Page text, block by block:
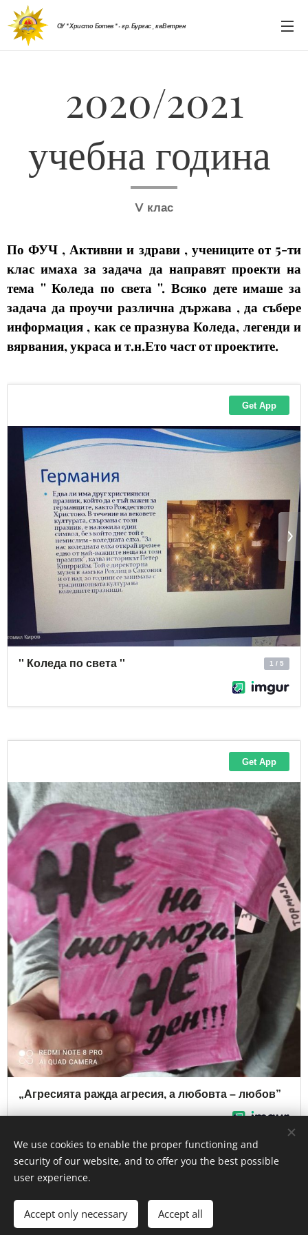
ОУ " Христо Ботев " - гр. Бургас , кв.Ветрен
2020/2021
учебна година
V клас
По ФУЧ , Активни и здрави , учениците от 5-ти
клас имаха за задача да направят проекти на
тема '' Коледа по света ''. Всяко дете имаше за
задача да проучи различна държава , да събере
информация , как се празнува Коледа, легенди и
вярвания, украса и т.н.Ето част от проектите.
© 2020ОУ"Христо Ботев"- гр.Бургас , кв.Ветрен
Powered by
Webnode Cookies
We use cookies to enable the proper functioning and
security of our website, and to offer you the best possible
user experience.
Accept only necessary Accept all